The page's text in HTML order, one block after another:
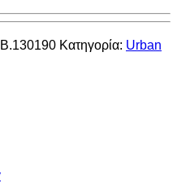
Κατηγορία: Urban